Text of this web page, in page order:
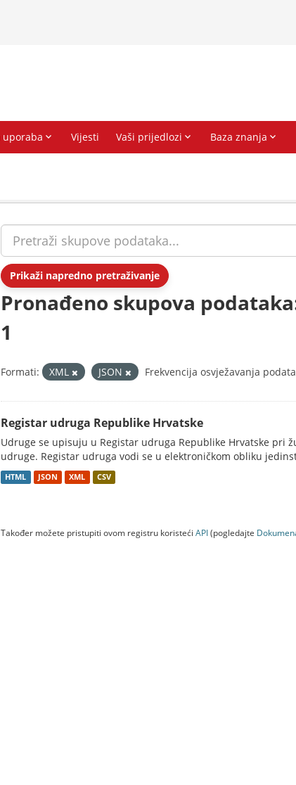
Prikaži napredno pretraživanje
Pronađeno skupova
1
Formati: XML JSON Frekvencija osvježavanja
Registar udruga Republike Hrvatske
Udruge se upisuju u Registar udruga Republike Hrvatske pri
udruge. Registar udruga vodi se u elektroničkom obliku
HTML JSON XML CSV
Također možete pristupiti ovom registru koristeći API(pogledajte